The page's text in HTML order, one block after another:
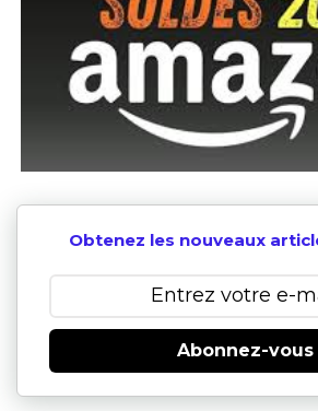
Obtenez les nouveaux
Abonnez-vous